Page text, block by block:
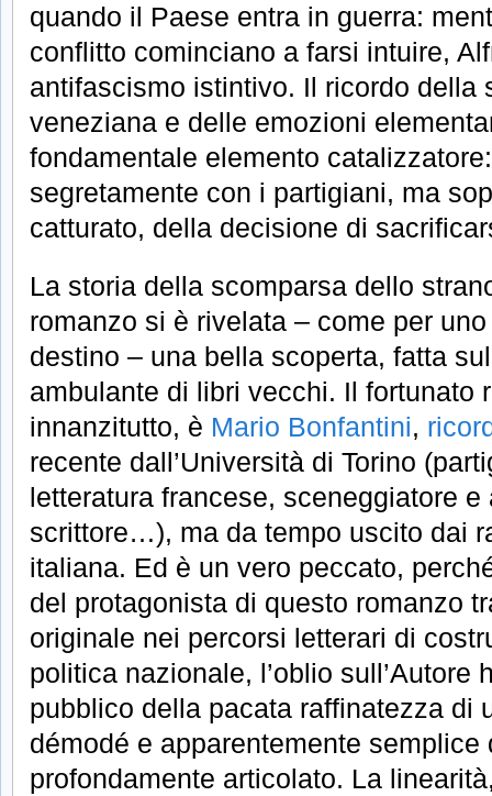
quando il Paese entra in guerra:
conflitto cominciano a farsi intuire,
antifascismo istintivo. Il ricordo della
veneziana e delle emozioni
fondamentale elemento
segretamente con i partigiani, ma
catturato, della decisione di
La storia della scomparsa dello
romanzo si è rivelata – come per
destino – una bella scoperta, fatta
ambulante di libri vecchi. Il fortunato
innanzitutto, è Mario Bonfantini,
recente dall’Università di Torino
letteratura francese, sceneggiatore
scrittore…), ma da tempo uscito dai
italiana. Ed è un vero peccato,
del protagonista di questo romanzo
originale nei percorsi letterari di
politica nazionale, l’oblio sull’Autore
pubblico della pacata raffinatezza di
démodé e apparentemente semplice
profondamente articolato. La